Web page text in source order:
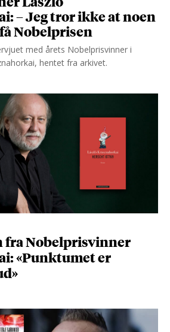
– Jeg tror ikke at noen
Nobelprisen
med årets Nobelprisvinner i
hentet fra arkivet.
fra Nobelprisvinner
«Punktumet er